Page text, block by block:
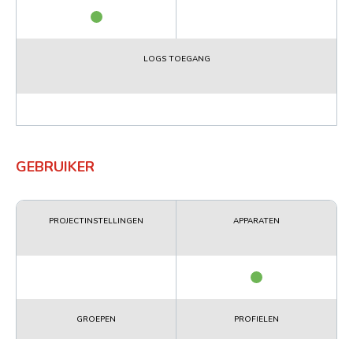
LOGS TOEGANG
GEBRUIKER
PROJECTINSTELLINGEN APPARATEN
GROEPEN PROFIELEN